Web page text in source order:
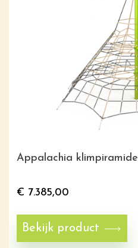
Appalachia klimpiramide
€ 7.385,00
Bekijk product